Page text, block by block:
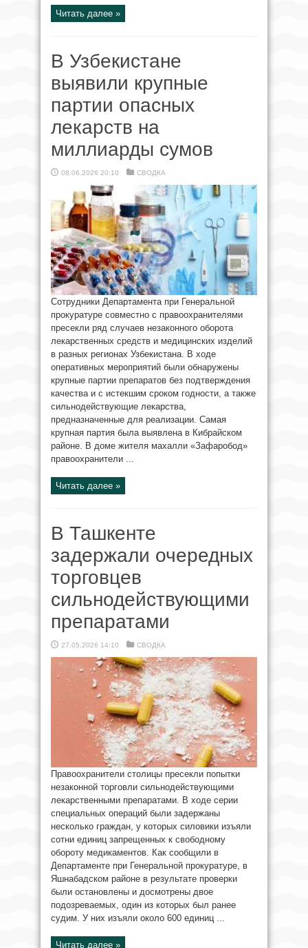
Читать далее »
В Узбекистане
выявили крупные
партии опасных
лекарств на
миллиарды сумов
08.06.2026 20:10 СВОДКА
Сотрудники Департамента при Генеральной
прокуратуре совместно с правоохранителями
пресекли ряд случаев незаконного оборота
лекарственных средств и медицинских изделий
в разных регионах Узбекистана. В ходе
оперативных мероприятий были обнаружены
крупные партии препаратов без подтверждения
качества и с истекшим сроком годности, а также
сильнодействующие лекарства,
предназначенные для реализации. Самая
крупная партия была выявлена в Кибрайском
районе. В доме жителя махалли «Зафаробод»
правоохранители ...
Читать далее »
В Ташкенте
задержали очередных
торговцев
сильнодействующими
препаратами
27.05.2026 14:10 СВОДКА
Правоохранители столицы пресекли попытки
незаконной торговли сильнодействующими
лекарственными препаратами. В ходе серии
специальных операций были задержаны
несколько граждан, у которых силовики изъяли
сотни единиц запрещенных к свободному
обороту медикаментов. Как сообщили в
Департаменте при Генеральной прокуратуре, в
Яшнабадском районе в результате проверки
были остановлены и досмотрены двое
подозреваемых, один из которых был ранее
судим. У них изъяли около 600 единиц ...
Читать далее »